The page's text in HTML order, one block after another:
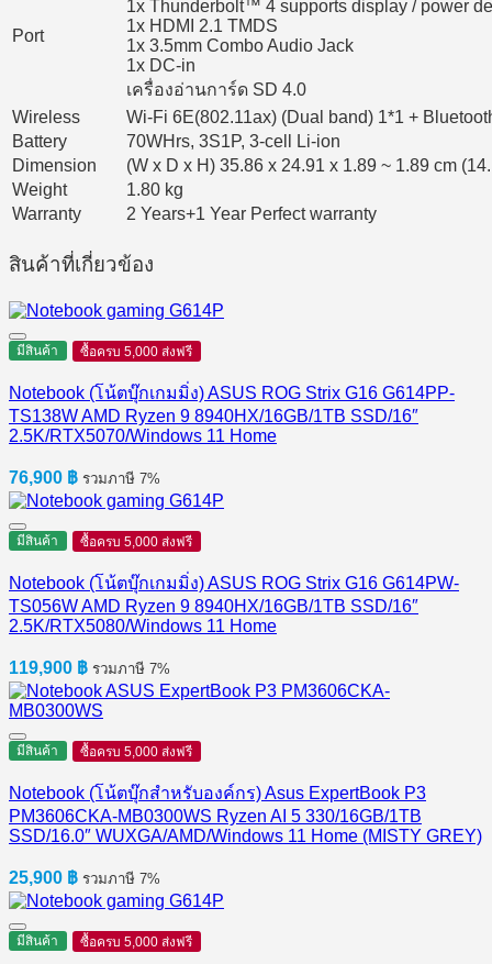
Port
1x Thunderbolt™ 4 supports display / power
1x HDMI 2.1 TMDS
1x 3.5mm Combo Audio Jack
1x DC-in
เครื่องอ่านการ์ด SD 4.0
Wireless
Wi-Fi 6E(802.11ax) (Dual band) 1*1 +
Battery
70WHrs, 3S1P, 3-cell Li-ion
Dimension
(W x D x H) 35.86 x 24.91 x 1.89 ~ 1.89 cm
Weight
1.80 kg
Warranty
2 Years+1 Year Perfect warranty
สินค้าที่เกี่ยวข้อง
มีสินค้า ซื้อครบ 5,000 ส่งฟรี
Notebook (โน้ตบุ๊กเกมมิ่ง) ASUS ROG Strix G16 G614PP-
TS138W AMD Ryzen 9 8940HX/16GB/1TB SSD/16″
2.5K/RTX5070/Windows 11 Home
76,900 ฿ รวมภาษี 7%
มีสินค้า ซื้อครบ 5,000 ส่งฟรี
Notebook (โน้ตบุ๊กเกมมิ่ง) ASUS ROG Strix G16 G614PW-
TS056W AMD Ryzen 9 8940HX/16GB/1TB SSD/16″
2.5K/RTX5080/Windows 11 Home
119,900 ฿ รวมภาษี 7%
มีสินค้า ซื้อครบ 5,000 ส่งฟรี
Notebook (โน้ตบุ๊กสำหรับองค์กร) Asus ExpertBook P3
PM3606CKA-MB0300WS Ryzen AI 5 330/16GB/1TB
SSD/16.0″ WUXGA/AMD/Windows 11 Home (MISTY GREY)
25,900 ฿ รวมภาษี 7%
มีสินค้า ซื้อครบ 5,000 ส่งฟรี